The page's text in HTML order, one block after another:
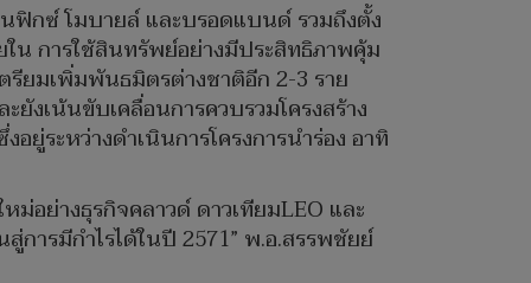
ฟิกซ์ โมบายล์ และบรอดแบนด์ รวมถึงตั้ง
น การใช้สินทรัพย์อย่างมีประสิทธิภาพคุ้ม
รียมเพิ่มพันธมิตรต่างชาติอีก 2-3 ราย
งเน้นขับเคลื่อนการควบรวมโครงสร้าง
ระหว่างดำเนินการโครงการนำร่อง อาทิ
อย่างธุรกิจคลาวด์ ดาวเทียมLEO และ
ารมีกำไรได้ในปี 2571” พ.อ.สรรพชัยย์